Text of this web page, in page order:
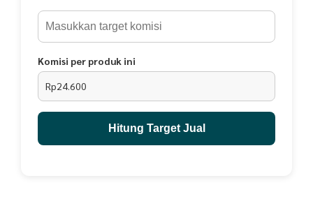
EVERMOS-JIMSHONEY CIANJURMOHON AGAR DI CEK KEMBALI ESOK HARI
NYA APABILA STOK BELUM TERSEDIA.Berat: 0gr
Komisi per produk ini
Rp24.600
Hitung Target Jual